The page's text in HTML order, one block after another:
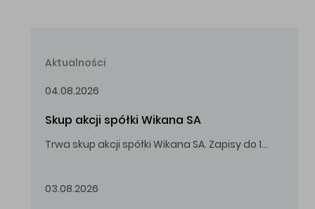
Aktualności
04.08.2026
Skup akcji spółki Wikana SA
Trwa skup akcji spółki Wikana SA. Zapisy do 14.08.2026 r. do godz. 16.00.
03.08.2026